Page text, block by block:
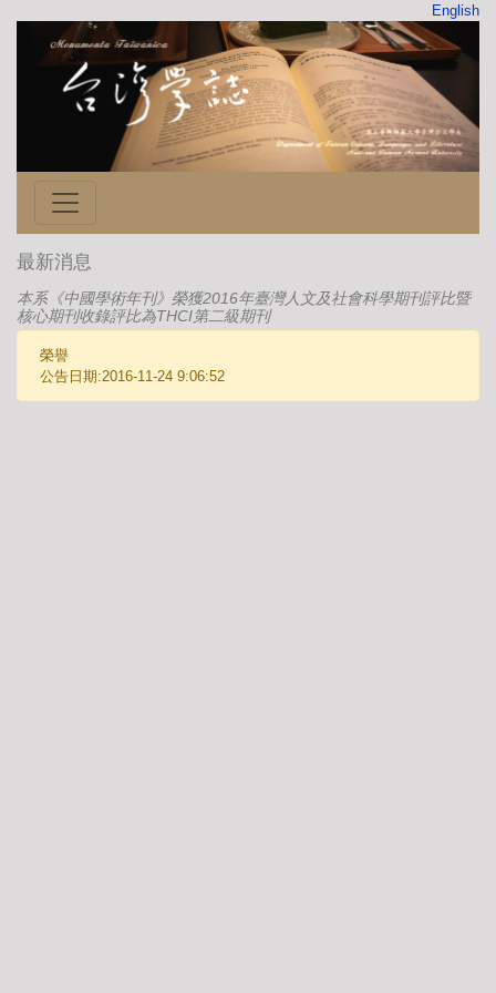
English
最新消息
本系《中國學術年刊》榮獲2016年臺灣人文及社會科學期刊評比暨
核心期刊收錄評比為THCI第二級期刊
榮譽
公告日期:2016-11-24 9:06:52